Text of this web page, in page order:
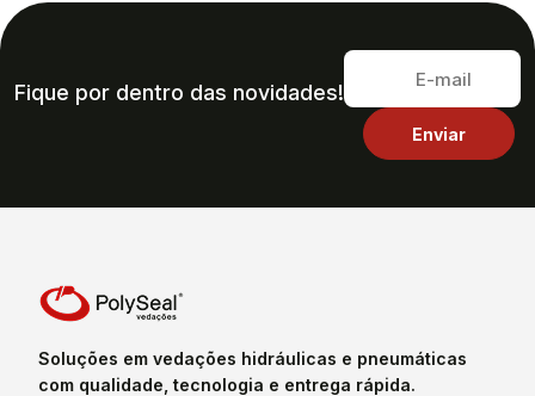
Fique por dentro das novidades!
Soluções em vedações hidráulicas e pneumáticas
com qualidade, tecnologia e entrega rápida.